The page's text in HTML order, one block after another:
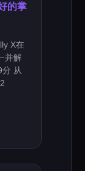
的掌
X在
并解
从